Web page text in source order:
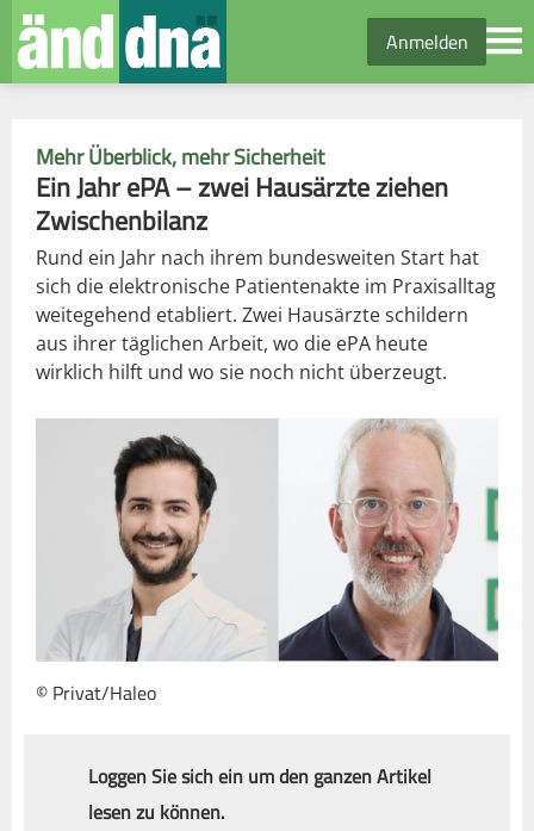
Anmelden
Mehr Überblick, mehr Sicherheit
Ein Jahr ePA – zwei Hausärzte ziehen
Zwischenbilanz
Rund ein Jahr nach ihrem bundesweiten Start hat
sich die elektronische Patientenakte im Praxisalltag
weitegehend etabliert. Zwei Hausärzte schildern
aus ihrer täglichen Arbeit, wo die ePA heute
wirklich hilft und wo sie noch nicht überzeugt.
© Privat/Haleo
Loggen Sie sich ein um den ganzen Artikel
lesen zu können.